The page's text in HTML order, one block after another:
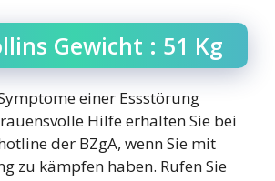
Gewicht : 51 Kg
einer Essstörung
Hilfe erhalten Sie bei
der BZgA, wenn Sie mit
zu kämpfen haben. Rufen Sie